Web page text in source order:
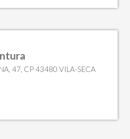
47, CP 43480 VILA-SECA